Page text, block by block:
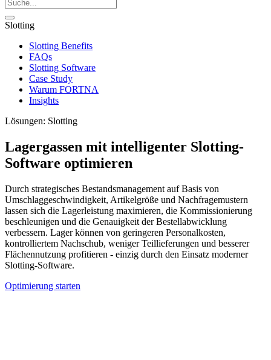
Slotting
Slotting Benefits
FAQs
Slotting Software
Case Study
Warum FORTNA
Insights
Lösungen: Slotting
Lagergassen mit intelligenter Slotting-
Software optimieren
Durch strategisches Bestandsmanagement auf Basis von
Umschlaggeschwindigkeit, Artikelgröße und Nachfragemustern
lassen sich die Lagerleistung maximieren, die Kommissionierung
beschleunigen und die Genauigkeit der Bestellabwicklung
verbessern. Lager können von geringeren Personalkosten,
kontrolliertem Nachschub, weniger Teillieferungen und besserer
Flächennutzung profitieren - einzig durch den Einsatz moderner
Slotting-Software.
Optimierung starten